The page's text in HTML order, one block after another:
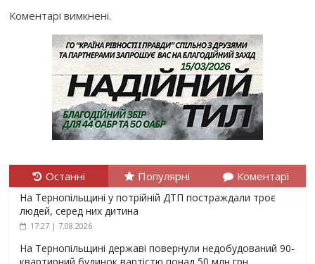
Коментарі вимкнені.
Останні Популярні Коментарі
На Тернопільщині у потрійній ДТП постраждали троє
людей, серед них дитина
17:27 | 7.08.2026
На Тернопільщині державі повернули недобудований 90-